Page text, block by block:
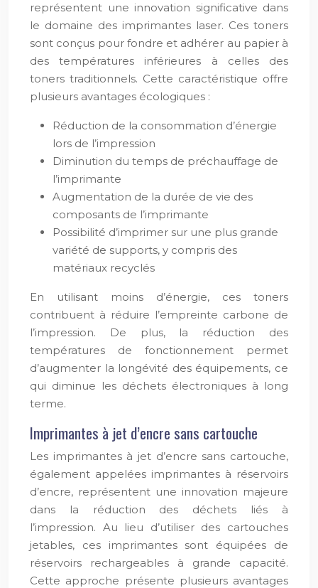
représentent une innovation significative dans
le domaine des imprimantes laser. Ces toners
sont conçus pour fondre et adhérer au papier à
des températures inférieures à celles des
toners traditionnels. Cette caractéristique offre
plusieurs avantages écologiques :
Réduction de la consommation d’énergie
lors de l’impression
Diminution du temps de préchauffage de
l’imprimante
Augmentation de la durée de vie des
composants de l’imprimante
Possibilité d’imprimer sur une plus grande
variété de supports, y compris des
matériaux recyclés
En utilisant moins d’énergie, ces toners
contribuent à réduire l’empreinte carbone de
l’impression. De plus, la réduction des
températures de fonctionnement permet
d’augmenter la longévité des équipements, ce
qui diminue les déchets électroniques à long
terme.
Imprimantes à jet d’encre sans cartouche
Les imprimantes à jet d’encre sans cartouche,
également appelées imprimantes à réservoirs
d’encre, représentent une innovation majeure
dans la réduction des déchets liés à
l’impression. Au lieu d’utiliser des cartouches
jetables, ces imprimantes sont équipées de
réservoirs rechargeables à grande capacité.
Cette approche présente plusieurs avantages